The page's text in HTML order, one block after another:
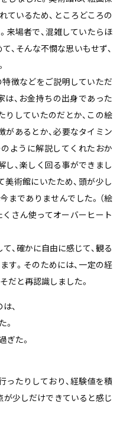
ているため、ところどころの
来場者で、混雑していたらほ
、そんな不憫な思いもせず、
特徴などをご説明していただ
は、お金持ちの出身であった
りしていたのだとか、この絵
があるとか、必要なタイミン
ように解説してくれたおか
し、楽しく回る事ができまし
術館にいたため、頭が少し
までありませんでした。（絵
くさん使ってオーバーヒート
、確かに自由に感じて、観る
す。そのためには、一定の経
だと再認識しました。
、
た。
ったりしており、経験値を積
が少しだけできていると感じ